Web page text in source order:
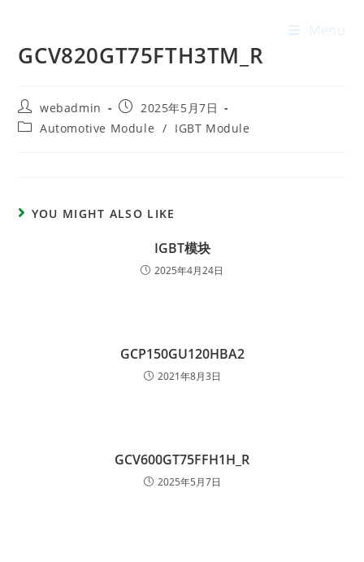
Menu
GCV820GT75FTH3TM_R
webadmin
2025年5月7日
Automotive Module / IGBT Module
YOU MIGHT ALSO LIKE
IGBT模块
2025年4月24日
GCP150GU120HBA2
2021年8月3日
GCV600GT75FFH1H_R
2025年5月7日